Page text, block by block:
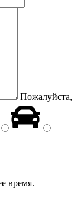
Пожалуйста,
время.